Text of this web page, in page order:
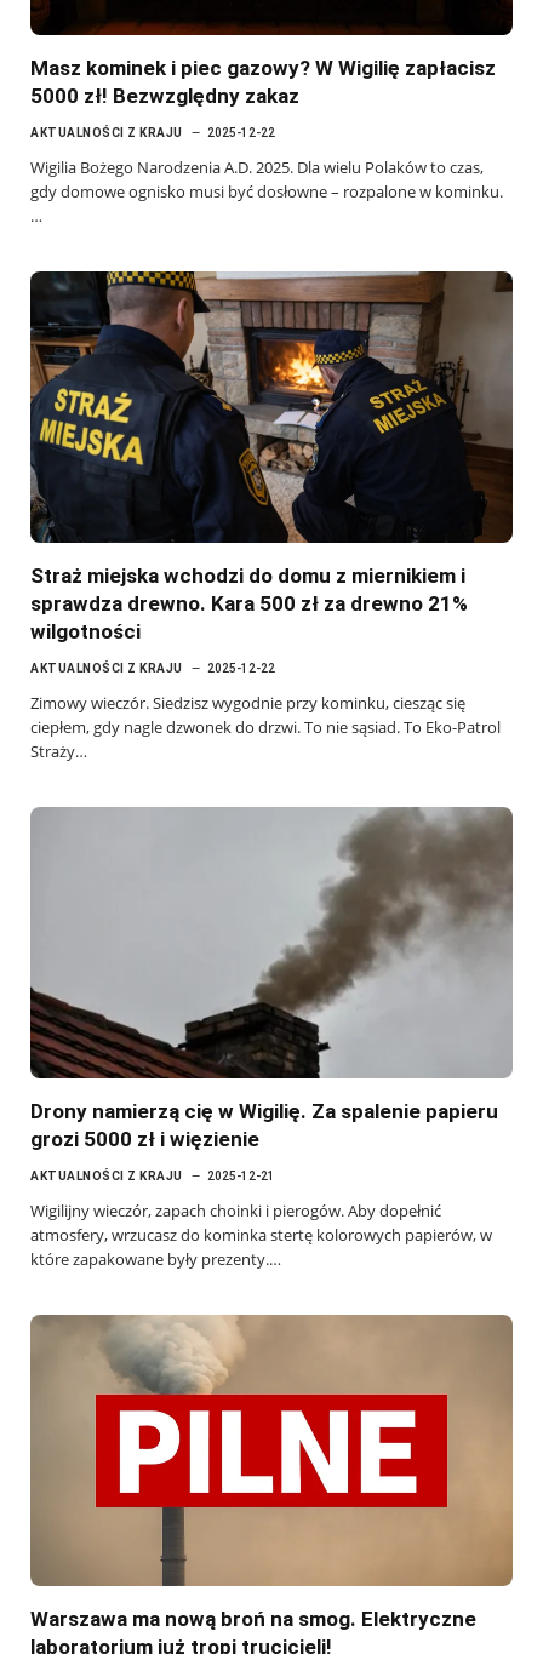
Masz kominek i piec gazowy? W Wigilię zapłacisz
5000 zł! Bezwzględny zakaz
AKTUALNOŚCI Z KRAJU 2025-12-22
Wigilia Bożego Narodzenia A.D. 2025. Dla wielu Polaków to czas,
gdy domowe ognisko musi być dosłowne – rozpalone w kominku.
…
Straż miejska wchodzi do domu z miernikiem i
sprawdza drewno. Kara 500 zł za drewno 21%
wilgotności
AKTUALNOŚCI Z KRAJU 2025-12-22
Zimowy wieczór. Siedzisz wygodnie przy kominku, ciesząc się
ciepłem, gdy nagle dzwonek do drzwi. To nie sąsiad. To Eko-Patrol
Straży…
Drony namierzą cię w Wigilię. Za spalenie papieru
grozi 5000 zł i więzienie
AKTUALNOŚCI Z KRAJU 2025-12-21
Wigilijny wieczór, zapach choinki i pierogów. Aby dopełnić
atmosfery, wrzucasz do kominka stertę kolorowych papierów, w
które zapakowane były prezenty.…
Warszawa ma nową broń na smog. Elektryczne
laboratorium już tropi trucicieli!